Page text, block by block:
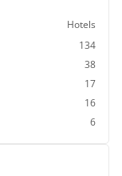
Hotels
134
38
17
16
6